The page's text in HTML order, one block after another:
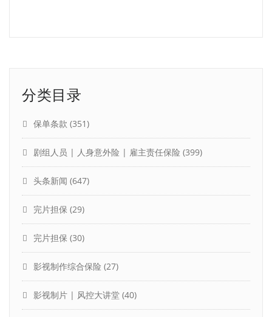
分类目录
保单条款 (351)
剧组人员 | 人身意外险 | 雇主责任保险 (399)
头条新闻 (647)
完片担保 (29)
完片担保 (30)
影视制作综合保险 (27)
影视制片 | 风控大讲堂 (40)